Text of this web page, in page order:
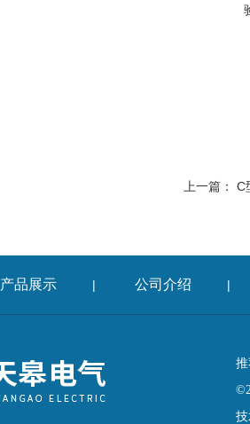
上一篇： C
产品展示 | 公司介绍 |